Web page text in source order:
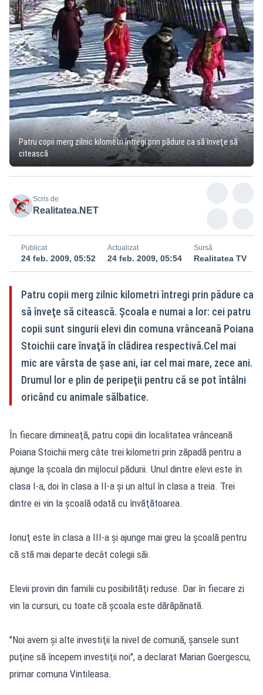
Patru copii merg zilnic kilometri întregi prin pădure ca să înveţe să
citească
Scris de
Realitatea.NET
Publicat
24 feb. 2009, 05:52
Actualizat
24 feb. 2009, 05:54
Sursă
Realitatea TV
Patru copii merg zilnic kilometri întregi prin pădure ca
să înveţe să citească. Şcoala e numai a lor: cei patru
copii sunt singurii elevi din comuna vrânceană Poiana
Stoichii care învaţă în clădirea respectivă.Cel mai
mic are vârsta de şase ani, iar cel mai mare, zece ani.
Drumul lor e plin de peripeţii pentru că se pot întâlni
oricând cu animale sălbatice.
În fiecare dimineaţă, patru copii din localitatea vrânceană
Poiana Stoichii merg câte trei kilometri prin zăpadă pentru a
ajunge la şcoala din mijlocul pădurii. Unul dintre elevi este în
clasa I-a, doi în clasa a II-a şi un altul în clasa a treia. Trei
dintre ei vin la şcoală odată cu învăţătoarea.
Ionuţ este în clasa a III-a şi ajunge mai greu la şcoală pentru
că stă mai departe decât colegii săi.
Elevii provin din familii cu posibilităţi reduse. Dar în fiecare zi
vin la cursuri, cu toate că şcoala este dărăpănată.
"Noi avem şi alte investiţii la nivel de comună, şansele sunt
puţine să începem investiţii noi", a declarat Marian Goergescu,
primar comuna Vintileasa.